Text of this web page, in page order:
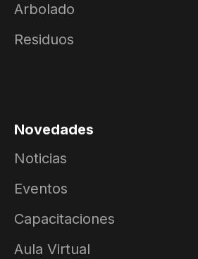
Arbolado
Residuos
Novedades
Noticias
Eventos
Capacitaciones
Aula Virtual